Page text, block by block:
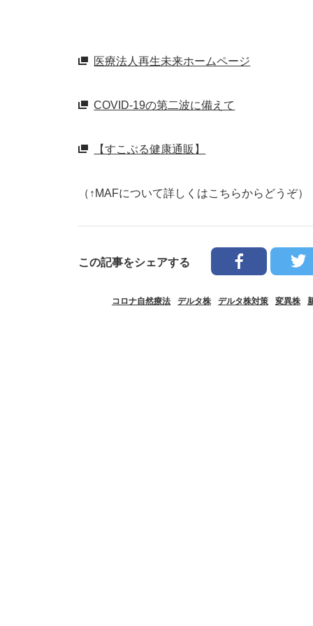
医療法人再生未来ホームページ
COVID-19の第二波に備えて
【すこぶる健康通販】
（↑MAFについて詳しくはこちらからどうぞ）
この記事をシェアする
コロナ自然療法 デルタ株 デルタ株対策 変異株